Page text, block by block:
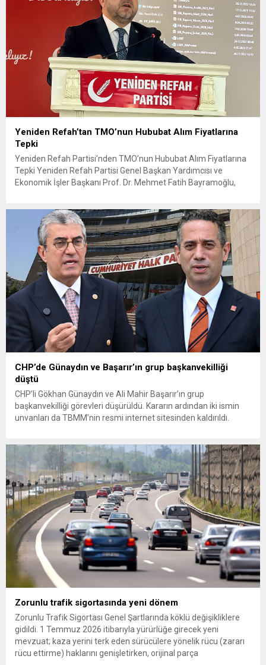
Yeniden Refah’tan TMO’nun Hububat Alım Fiyatlarına
Tepki
Yeniden Refah Partisi’nden TMO’nun Hububat Alım Fiyatlarına
Tepki Yeniden Refah Partisi Genel Başkan Yardımcısı ve
Ekonomik İşler Başkanı Prof. Dr. Mehmet Fatih Bayramoğlu,
fiyatların çiftçinin artan maliyetlerini karşılamaktan uzak
olduğunu savunarak fiyatların yeniden değerlendirilmesi
çağrısında...
CHP’de Günaydın ve Başarır’ın grup başkanvekilliği
düştü
CHP’li Gökhan Günaydın ve Ali Mahir Başarır’ın grup
başkanvekilliği görevleri düşürüldü. Kararın ardından iki ismin
unvanları da TBMM’nin resmi internet sitesinden kaldırıldı.
çıkarma cezası uygulanmak üzere Yüksek Disiplin Kurulu’na
(YDK) sevk edilen ve partideki tüm görevlerinden...
Zorunlu trafik sigortasında yeni dönem
Zorunlu Trafik Sigortası Genel Şartlarında köklü değişikliklere
gidildi. 1 Temmuz 2026 itibarıyla yürürlüğe girecek yeni
mevzuat; kaza yerini terk eden sürücülere yönelik rücu (zararı
rücu ettirme) haklarını genişletirken, orijinal parça